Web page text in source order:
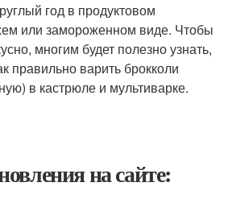
год в продуктовом
или замороженном виде. Чтобы
многим будет полезно узнать,
правильно варить брокколи
в кастрюле и мультиварке.
на сайте: